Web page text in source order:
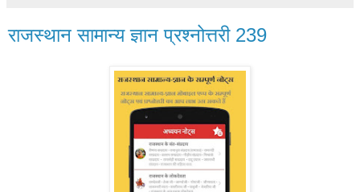
राजस्थान सामान्य ज्ञान प्रश्नोत्तरी 239